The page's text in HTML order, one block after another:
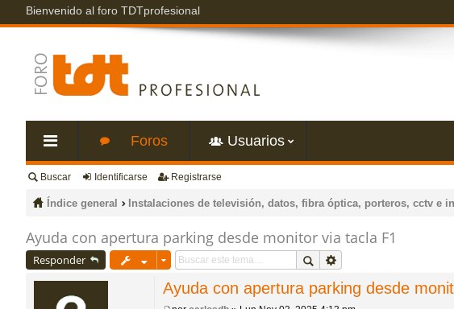
Bienvenido al foro TDTprofesional
nl
es
rá
Foros Usuarios
Buscar Identificarse Registrarse
Índice general Instalaciones de televisión, datos, fibra óptica, porteros, cctv e
Ayuda con apertura parking desde monitor via tacla F1
Responder
Ayuda con apertura parking desde